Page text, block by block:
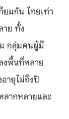
ยมกัน ไทยเท่า
ย ทั้ง
ม กลุ่มคนผู้มี
งพื้นที่หลาย
ายุไม่ถึงปี
ากหลายและ